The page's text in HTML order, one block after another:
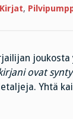
,
ovat
Yhtä